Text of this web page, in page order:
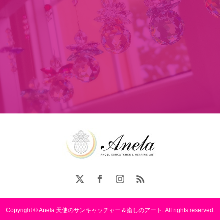
Copyright © Anela 天使のサンキャッチャー＆癒しのアート. All rights reserved.